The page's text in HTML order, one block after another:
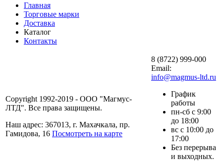
Главная
Торговые марки
Доставка
Каталог
Контакты
Copyright 1992-2019 - ООО "Магмус-
ЛТД". Все права защищены.
Наш адрес: 367013, г. Махачкала, пр.
Гамидова, 16 Посмотреть на карте
8 (8722) 999-000
Email:
info@magmus-ltd.ru
График
работы
пн-сб с 9:00
до 18:00
вс с 10:00 до
17:00
Без перерыва
и выходных.